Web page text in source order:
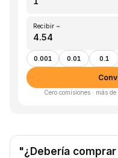
Recibir ~
0.001 0.01 0.1
Cero comisiones · más
"¿Debería